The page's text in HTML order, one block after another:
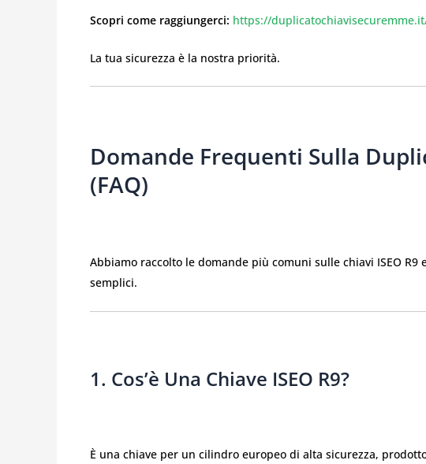
Scopri come raggiungerci: https://
La tua sicurezza è la nostra priorità.
Domande Frequenti Sulla
(FAQ)
Abbiamo raccolto le domande più comuni sulle chiavi ISEO
semplici.
1. Cos’è Una Chiave ISEO R9?
È una chiave per un cilindro europeo di alta sicurezza,